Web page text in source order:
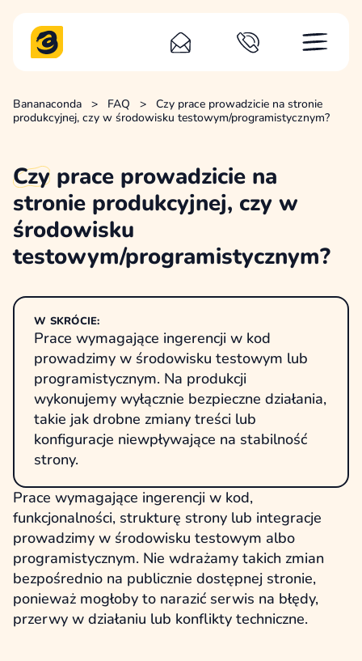
Bananaconda > FAQ >
Czy prace prowadzicie na stronie
produkcyjnej, czy w środowisku testowym/programistycznym?
Czy prace prowadzicie na
stronie produkcyjnej, czy w
środowisku
testowym/programistycznym?
W SKRÓCIE:
Prace wymagające ingerencji w kod
prowadzimy w środowisku testowym lub
programistycznym. Na produkcji
wykonujemy wyłącznie bezpieczne działania,
takie jak drobne zmiany treści lub
konfiguracje niewpływające na stabilność
strony.
Prace wymagające ingerencji w kod,
funkcjonalności, strukturę strony lub integracje
prowadzimy w środowisku testowym albo
programistycznym. Nie wdrażamy takich zmian
bezpośrednio na publicznie dostępnej stronie,
ponieważ mogłoby to narazić serwis na błędy,
przerwy w działaniu lub konflikty techniczne.